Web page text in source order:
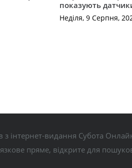
показують
Неділя, 9 Серпня,
з інтернет-видання Субота
пряме, відкрите для